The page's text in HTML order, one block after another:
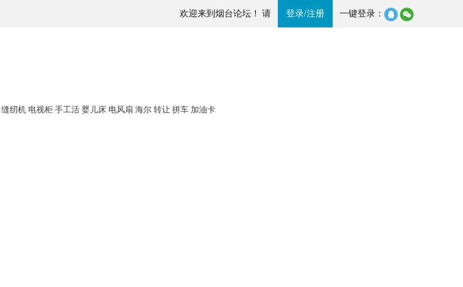
欢迎来到烟台论坛！ 请 登录/注册 一键登录：
缝纫机 电视柜 手工活 婴儿床 电风扇 海尔 转让 拼车 加油卡